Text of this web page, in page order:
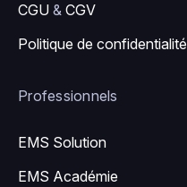
CGU & CGV
Politique de confidentialité
Professionnels
EMS Solution
EMS Académie